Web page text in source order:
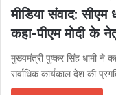
मीडिया संवाद: सीएम
कहा-पीएम मोदी के
मुख्यमंत्री पुष्कर सिंह धामी ने
सर्वाधिक कार्यकाल देश की